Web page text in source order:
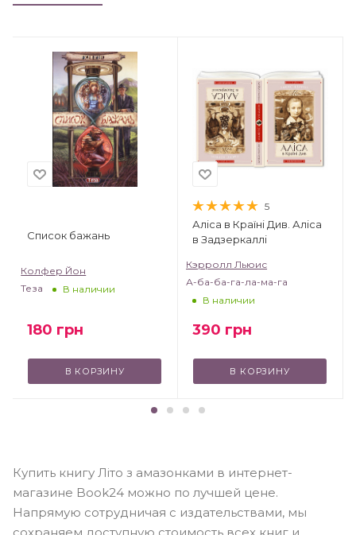
Список бажань
Колфер Йон
Теза
В наличии
180 грн
В КОРЗИНУ
5
Аліса в Країні Див. Аліса
в Задзеркаллі
Кэрролл Льюис
А-ба-ба-га-ла-ма-га
В наличии
390 грн
В КОРЗИНУ
Купить книгу Літо з амазонками в интернет-
магазине Book24 можно по лучшей цене.
Напрямую сотрудничая с издательствами, мы